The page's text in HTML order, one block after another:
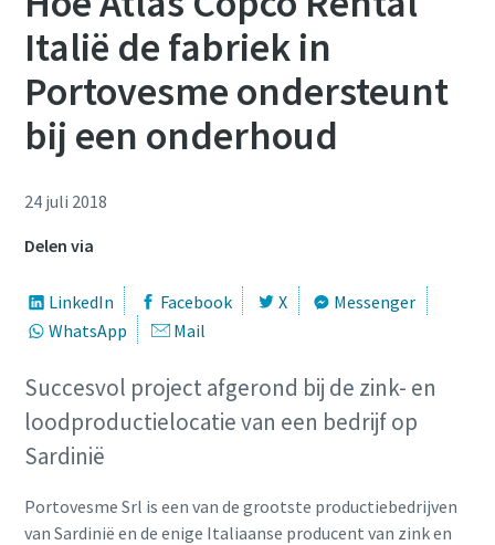
Italië de fabriek in
Portovesme ondersteunt
bij een onderhoud
24 juli 2018
Delen via
LinkedIn Facebook X
Messenger
WhatsApp
Mail
Succesvol project afgerond bij de zink- en
loodproductielocatie van een bedrijf op
Sardinië
Portovesme Srl is een van de grootste productiebedrijven
van Sardinië en de enige Italiaanse producent van zink en